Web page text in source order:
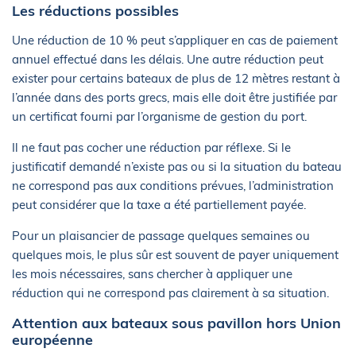
Les réductions possibles
Une réduction de 10 % peut s’appliquer en cas de paiement
annuel effectué dans les délais. Une autre réduction peut
exister pour certains bateaux de plus de 12 mètres restant à
l’année dans des ports grecs, mais elle doit être justifiée par
un certificat fourni par l’organisme de gestion du port.
Il ne faut pas cocher une réduction par réflexe. Si le
justificatif demandé n’existe pas ou si la situation du bateau
ne correspond pas aux conditions prévues, l’administration
peut considérer que la taxe a été partiellement payée.
Pour un plaisancier de passage quelques semaines ou
quelques mois, le plus sûr est souvent de payer uniquement
les mois nécessaires, sans chercher à appliquer une
réduction qui ne correspond pas clairement à sa situation.
Attention aux bateaux sous pavillon hors Union
européenne